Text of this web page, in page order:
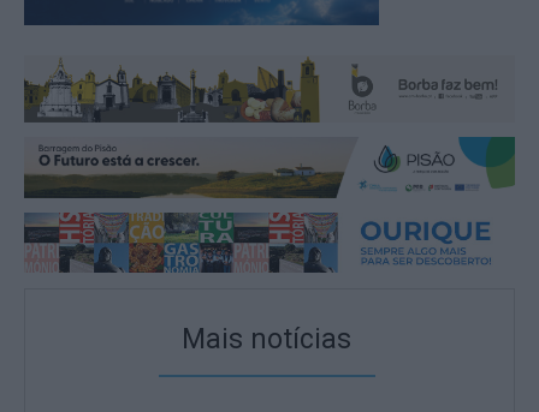
Mais notícias